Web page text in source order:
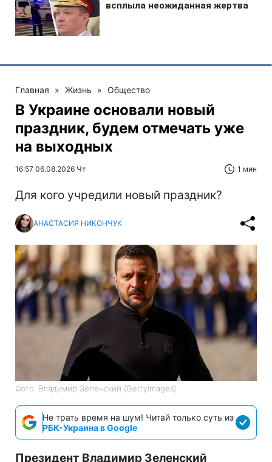
Главная » Жизнь » Общество
В Украине основали новый
праздник, будем отмечать уже
на выходных
16:57 06.08.2026 Чт 1 мин
Для кого учредили новый праздник?
АНАСТАСИЯ НИКОНЧУК
Фото: Владимир Зеленский (GettyImages)
Не трать время на шум! Читай только суть из
РБК-Украина в Google
Президент Владимир Зеленский